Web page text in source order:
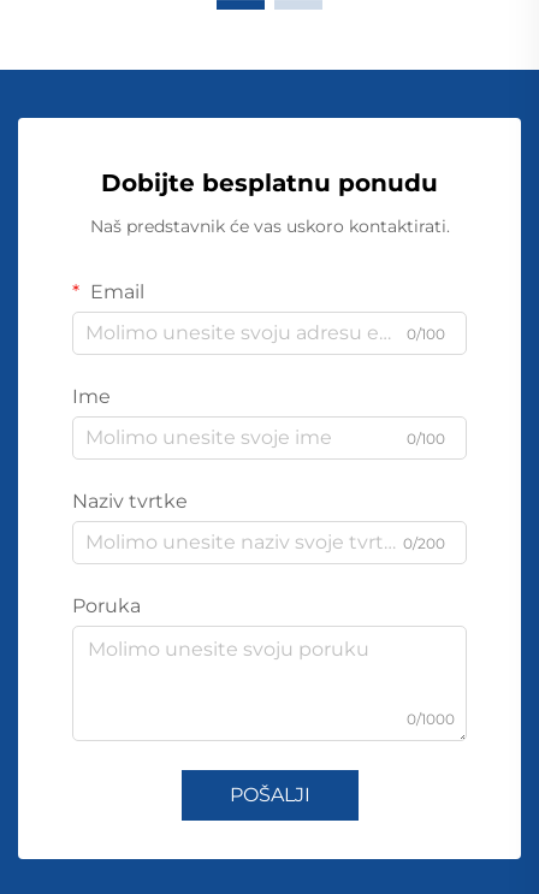
Dobijte besplatnu ponudu
Naš predstavnik će vas uskoro kontaktirati.
Email
0/100
Ime
0/100
Naziv tvrtke
0/200
Poruka
0/1000
POŠALJI